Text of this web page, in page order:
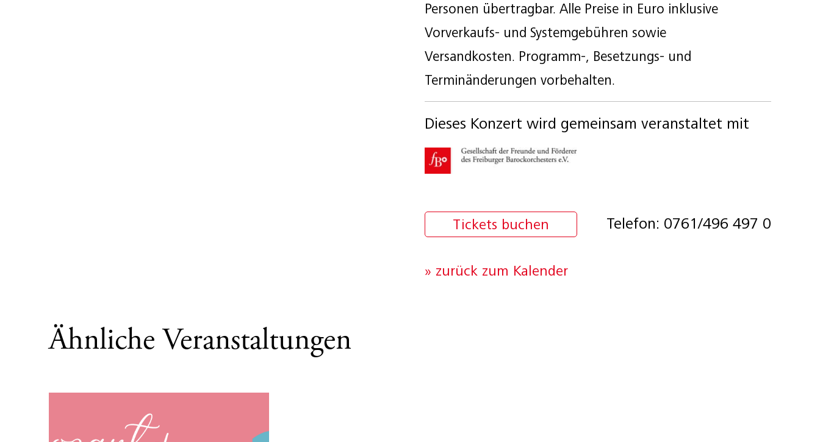
Personen übertragbar. Alle Preise in Euro inklusive
Vorverkaufs- und Systemgebühren sowie
Versandkosten. Programm-, Besetzungs- und
Terminänderungen vorbehalten.
Dieses Konzert wird gemeinsam veranstaltet mit
Tickets buchen Telefon: 0761/496 497 0
» zurück zum Kalender
Ähnliche Veranstaltungen